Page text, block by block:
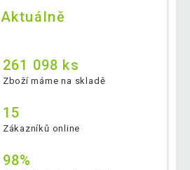
Aktuálně
261 098 ks
Zboží máme na skladě
15
Zákazníků online
98%